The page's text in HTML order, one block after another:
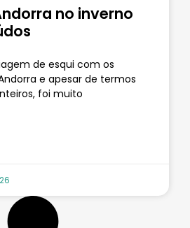
no inverno
de esqui com os
e apesar de termos
foi muito